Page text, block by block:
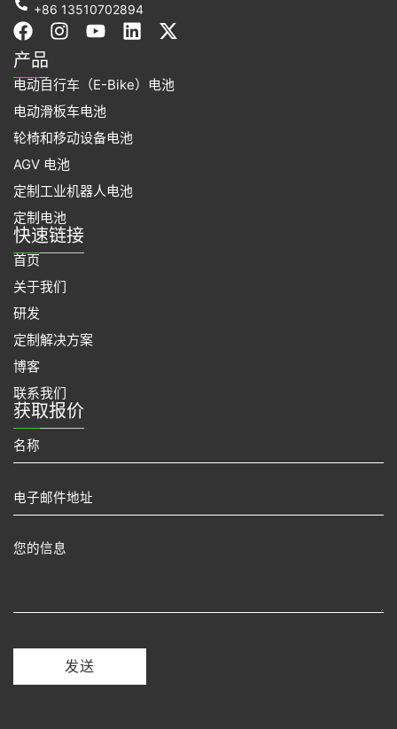
+86 13510702894
在
F
a
c
e
b
o
o
k
上
I
t
a
g
r
a
m
Y
t
u
b
e
L
k
i
X
w
产品
电动自行车（E-Bike）电池
电动滑板车电池
轮椅和移动设备电池
AGV 电池
定制工业机器人电池
定制电池
快速链接
首页
关于我们
研发
定制解决方案
博客
联系我们
获取报价
发送